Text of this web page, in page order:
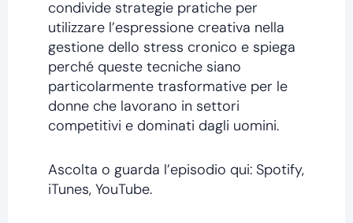
condivide strategie pratiche per
utilizzare l’espressione creativa nella
gestione dello stress cronico e spiega
perché queste tecniche siano
particolarmente trasformative per le
donne che lavorano in settori
competitivi e dominati dagli uomini.
Ascolta o guarda l’episodio qui: Spotify,
iTunes, YouTube.